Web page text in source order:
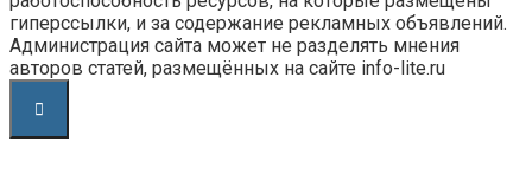
гиперссылки, и за содержание рекламных объявлений.
Администрация сайта может не разделять мнения
авторов статей, размещённых на сайте info-lite.ru